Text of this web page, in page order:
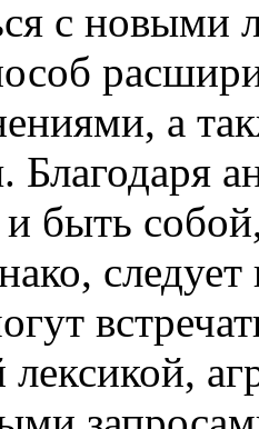
с новыми
а
Благодаря
и быть
лексикой,